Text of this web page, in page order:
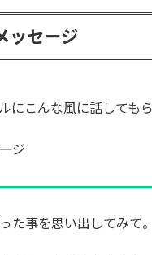
ッセージ
にこんな風に話しても
ジ
た事を思い出してみて。